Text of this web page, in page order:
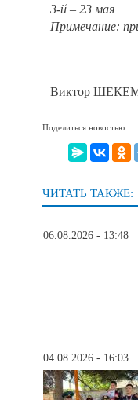
3-й – 23 мая
Примечание:
Виктор
Поделиться новостью:
ЧИТАТЬ ТАКЖЕ:
06.08.2026 - 13:48
04.08.2026 - 16:03